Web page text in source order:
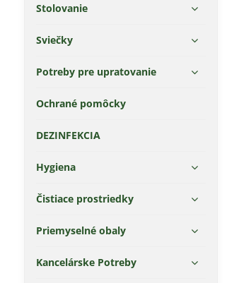
Stolovanie
Sviečky
Potreby pre upratovanie
Ochrané pomôcky
DEZINFEKCIA
Hygiena
Čistiace prostriedky
Priemyselné obaly
Kancelárske Potreby